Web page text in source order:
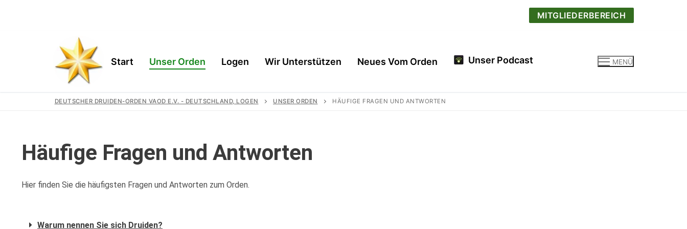
MITGLIEDERBEREICH
Start Unser Orden Logen Wir Unterstützen Neues Vom Orden Unser Podcast MENÜ
Unser Orden
Gemeinschaft
Logen
DEUTSCHER DRUIDEN-ORDEN VAOD E.V. - DEUTSCHLAND, LOGEN UNSER ORDEN HÄUFIGE FRAGEN UND ANTWORTEN
Häufige Fragen und Antworten
Hier finden Sie die häufigsten Fragen und Antworten zum Orden.
Warum nennen Sie sich Druiden?